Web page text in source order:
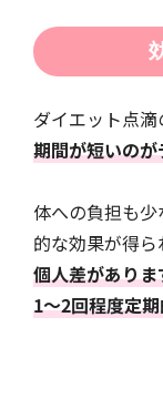
ダイエット点滴
期間が短いの
体への負担も
的な効果が得ら
個人差があり
1〜2回程度定